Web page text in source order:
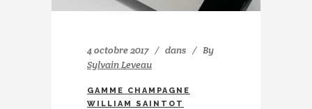
4 octobre 2017 dans
By
Sylvain Leveau
GAMME CHAMPAGNE
WILLIAM SAINTOT